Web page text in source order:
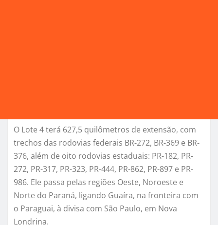
O Lote 4 terá 627,5 quilômetros de extensão, com
trechos das rodovias federais BR-272, BR-369 e BR-
376, além de oito rodovias estaduais: PR-182, PR-
272, PR-317, PR-323, PR-444, PR-862, PR-897 e PR-
986. Ele passa pelas regiões Oeste, Noroeste e
Norte do Paraná, ligando Guaíra, na fronteira com
o Paraguai, à divisa com São Paulo, em Nova
Londrina.